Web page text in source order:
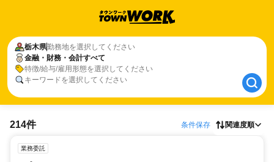
栃木県勤務地を選択してください
金融・財務・会計すべて
特徴/給与/雇用形態を選択してください
キーワードを選択してください
栃木県
金融・財務・会計すべて
214件 条件保存 関連度順
業務委託